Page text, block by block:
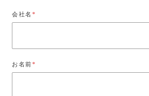
会社名 *
お名前*